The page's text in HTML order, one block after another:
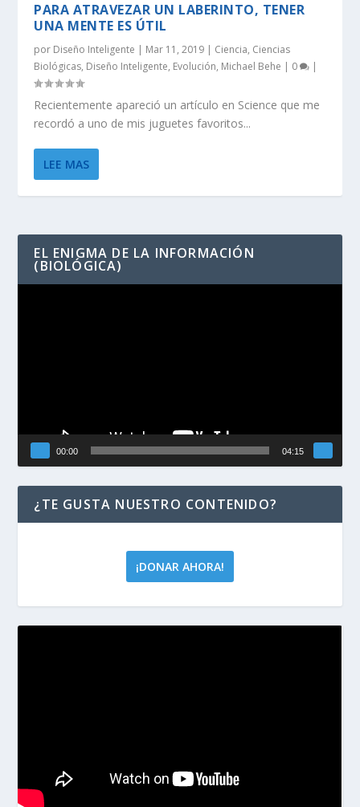
PARA ATRAVEZAR UN LABERINTO, TENER
UNA MENTE ES ÚTIL
por Diseño Inteligente | Mar 11, 2019 | Ciencia, Ciencias
Biológicas, Diseño Inteligente, Evolución, Michael Behe | 0 |
Recientemente apareció un artículo en Science que me
recordó a uno de mis juguetes favoritos...
LEE MAS
EL ENIGMA DE LA INFORMACIÓN
(BIOLÓGICA)
00:00 04:15
¿TE GUSTA NUESTRO CONTENIDO?
¡DONAR AHORA!